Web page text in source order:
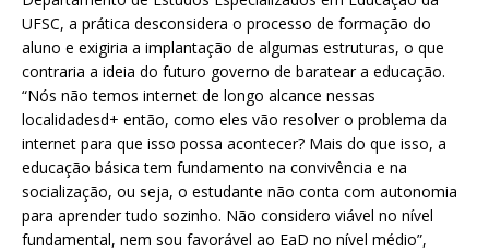
UFSC, a prática desconsidera o processo de formação do
aluno e exigiria a implantação de algumas estruturas, o que
contraria a ideia do futuro governo de baratear a educação.
“Nós não temos internet de longo alcance nessas
localidadesd+ então, como eles vão resolver o problema da
internet para que isso possa acontecer? Mais do que isso, a
educação básica tem fundamento na convivência e na
socialização, ou seja, o estudante não conta com autonomia
para aprender tudo sozinho. Não considero viável no nível
fundamental, nem sou favorável ao EaD no nível médio”,